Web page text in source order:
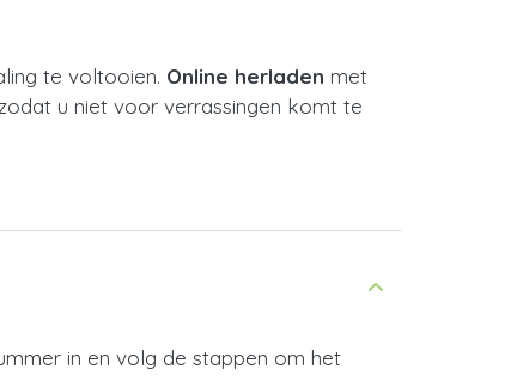
te voltooien. Online herladen met
u niet voor verrassingen komt te
in en volg de stappen om het